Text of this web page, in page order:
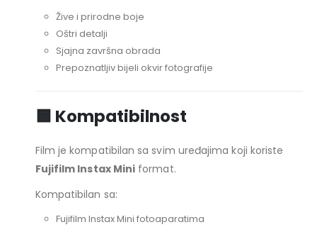
Žive i prirodne boje
Oštri detalji
Sjajna završna obrada
Prepoznatljiv bijeli okvir fotografije
🟦 Kompatibilnost
Film je kompatibilan sa svim uređajima koji koriste
Fujifilm Instax Mini format.
Kompatibilan sa:
Fujifilm Instax Mini fotoaparatima